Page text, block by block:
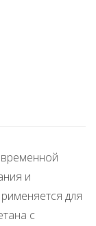
и
для
с